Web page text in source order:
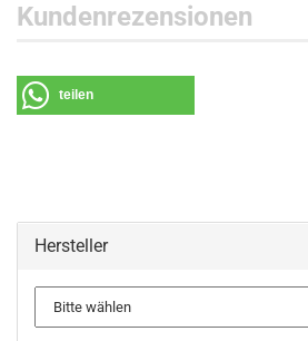
Kundenrezensionen
teilen
Hersteller